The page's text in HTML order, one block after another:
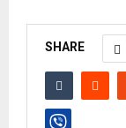
SHARE